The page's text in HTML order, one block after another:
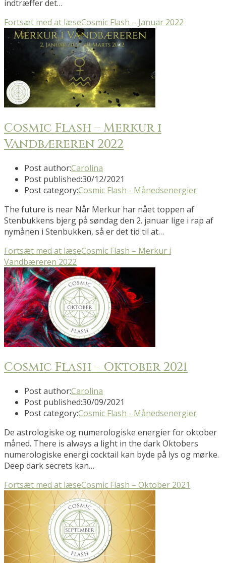
indtræffer det…
Fortsæt med at læseCosmic Flash – Januar 2022
Cosmic Flash – Merkur i
Vandbæreren 2022
Post author:Carolina
Post published:30/12/2021
Post category:Cosmic Flash - Månedsenergier
The future is near Når Merkur har nået toppen af
Stenbukkens bjerg på søndag den 2. januar lige i rap af
nymånen i Stenbukken, så er det tid til at…
Fortsæt med at læseCosmic Flash – Merkur i
Vandbæreren 2022
Cosmic Flash – Oktober 2021
Post author:Carolina
Post published:30/09/2021
Post category:Cosmic Flash - Månedsenergier
De astrologiske og numerologiske energier for oktober
måned. There is always a light in the dark Oktobers
numerologiske energi cocktail kan byde på lys og mørke.
Deep dark secrets kan…
Fortsæt med at læseCosmic Flash – Oktober 2021